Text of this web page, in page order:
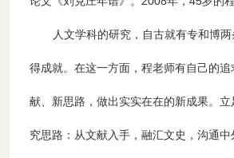
人文学科的研究，自古就有专和博
得成就。在这一方面，程老师有自己的
献、新思路，做出实实在在的新成果。
究思路：从文献入手，融汇文史，沟通